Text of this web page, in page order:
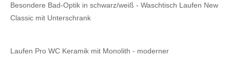
Besondere Bad-Optik in schwarz/weiß - Waschtisch Laufen New
Classic mit Unterschrank
Laufen Pro WC Keramik mit Monolith - moderner